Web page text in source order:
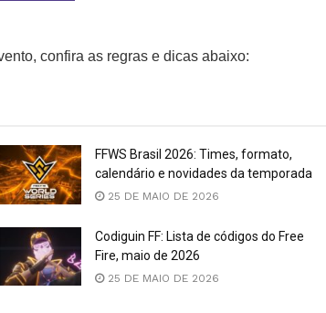
confira as regras e dicas abaixo:
FFWS Brasil 2026: Times, formato,
calendário e novidades da temporada
25 DE MAIO DE 2026
Codiguin FF: Lista de códigos do Free
Fire, maio de 2026
25 DE MAIO DE 2026